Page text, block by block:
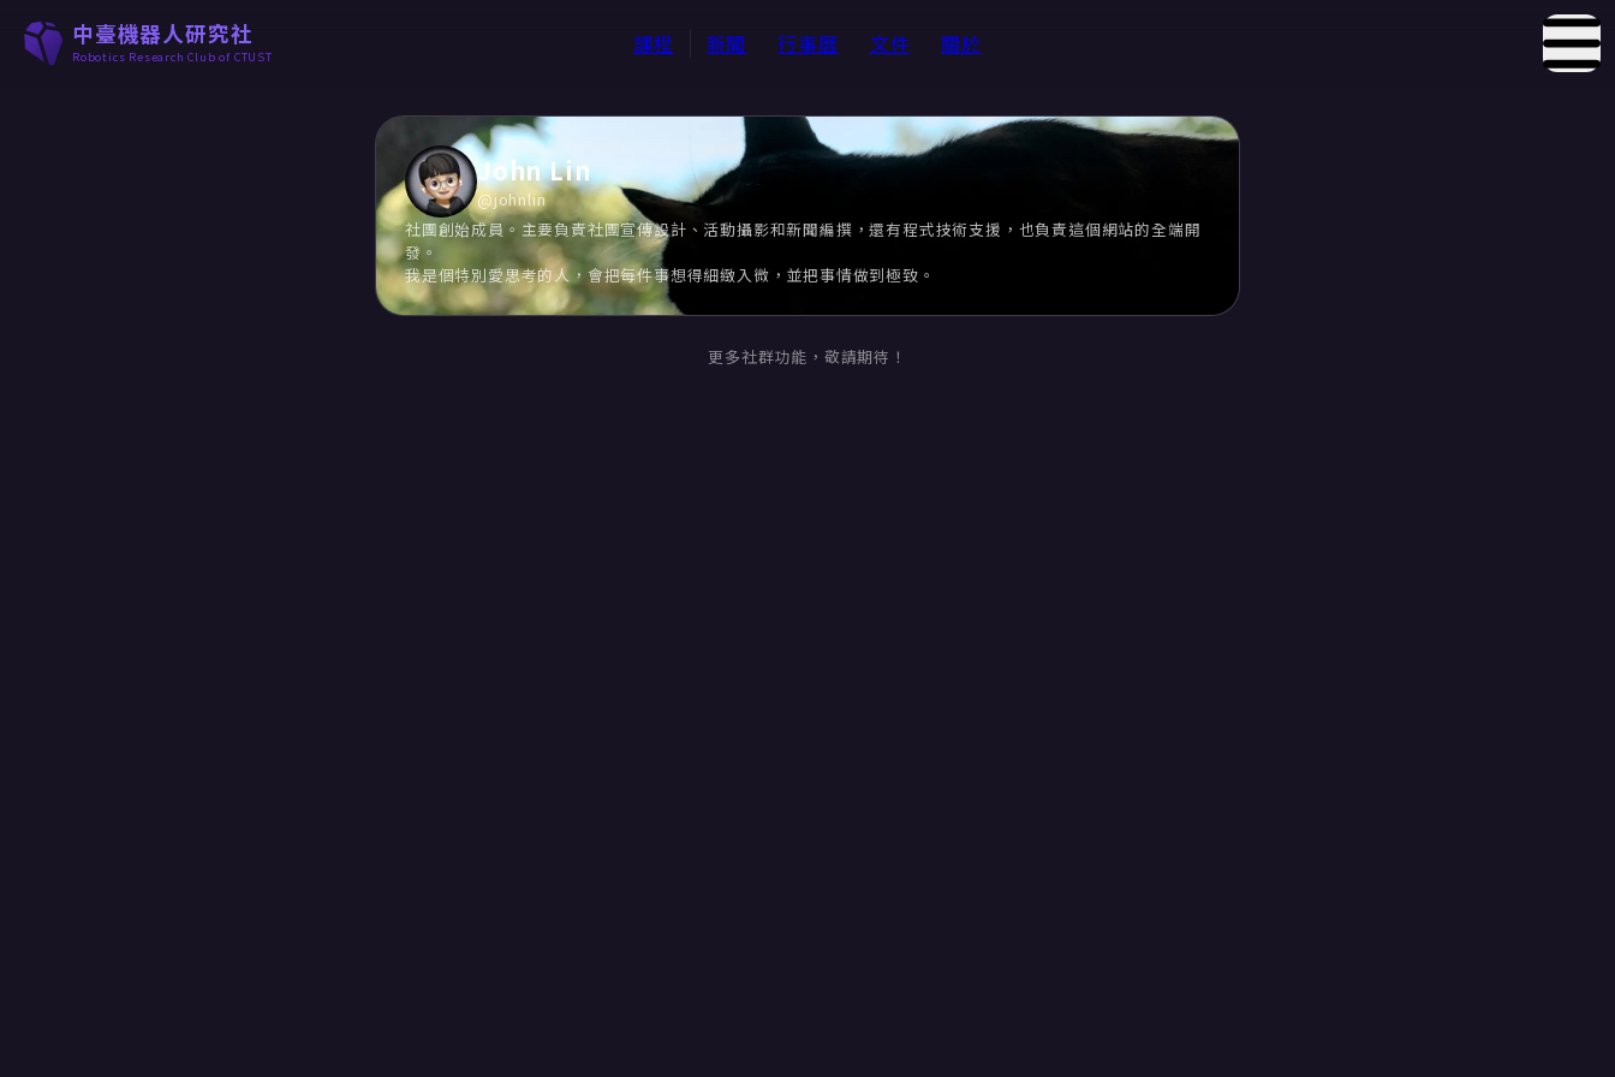
中臺機器人研究社
Robotics Research Club of CTUST 課程 新聞 行事曆 文件 關於
John Lin
@johnlin
社團創始成員。主要負責社團宣傳設計、活動攝影和新聞編撰，還有程式技術支援，也負責這個網站的全端開
發。
我是個特別愛思考的人，會把每件事想得細緻入微，並把事情做到極致。
更多社群功能，敬請期待！